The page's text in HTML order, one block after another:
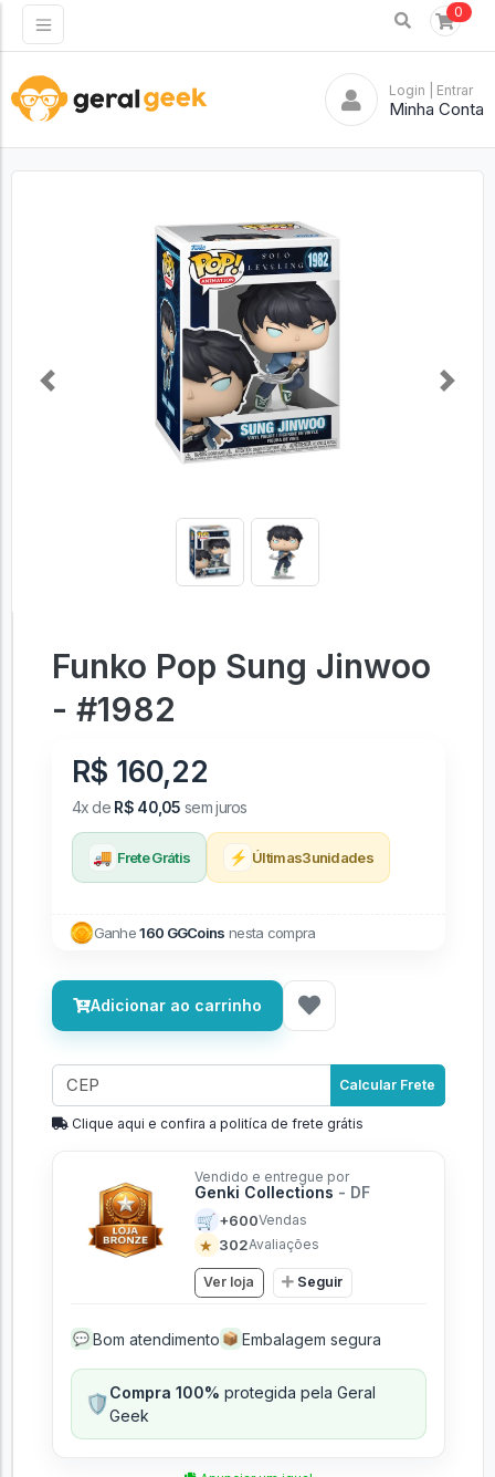
0
Login | Entrar
Minha Conta
Previous Next
Funko Pop Sung Jinwoo
- #1982
R$ 160,22
4x de R$ 40,05 sem juros
🚚 Frete Grátis ⚡ Últimas3unidades
Ganhe160 GGCoins nesta compra
Adicionar ao carrinho
Calcular Frete
Clique aqui e confira a politíca de frete grátis
Vendido e entregue por
Genki Collections - DF
🛒 +600Vendas
★ 302Avaliações
Ver loja Seguir
💬 Bom atendimento 📦 Embalagem segura
🛡️Compra 100% protegida pela Geral
Geek